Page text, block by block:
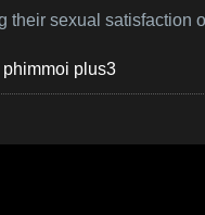
sexual satisfaction
phimmoi plus3